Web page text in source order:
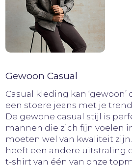
Gewoon Casual
Casual kleding kan ‘gewoon’
een stoere jeans met je
De gewone casual stijl is
mannen die zich fijn voelen
moeten wel van kwaliteit
heeft een andere uitstraling
t-shirt van één van onze